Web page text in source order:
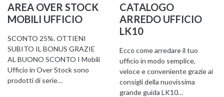
NAPEE –
AREA OVER STOCK
MOBILI UFFICIO
SCONTO 25%. OTTIENI
SUBITO IL BONUS GRAZIE
AL BUONO SCONTO I Mobili
Ufficio in Over Stock sono
prodotti di serie…
CATALOGO
ARREDO UFFICIO
LK10
Ecco come arredare il tuo
ufficio in modo semplice,
veloce e conveniente grazie ai
consigli della nuovissima
grande guida LK10…